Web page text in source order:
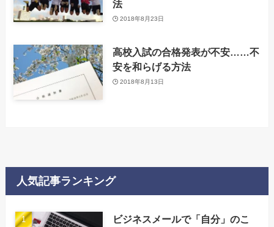
法
2018年8月23日
高校入試の合格発表が不安……不
安を和らげる方法
2018年8月13日
人気記事ランキング
‌ビジネスメールで「自分」のこ